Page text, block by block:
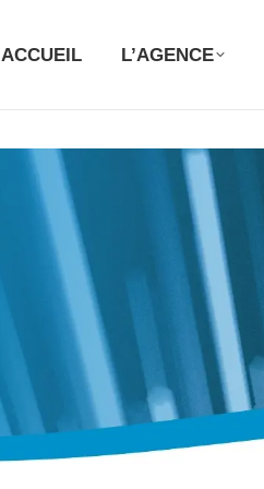
ACCUEIL L’AGENCE